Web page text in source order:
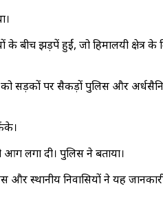
बीच झड़पें हुईं, जो हिमालयी क्षेत्र के
को सड़कों पर सैकड़ों पुलिस और
आग लगा दी। पुलिस ने बताया।
स्थानीय निवासियों ने यह